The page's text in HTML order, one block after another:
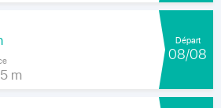
m
Départ
08/08